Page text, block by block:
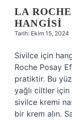
LA
HANGISI
Tarih: Ekim 15, 2024
Sivilce için
Roche Posay
pratiktir. Bu
yağlı ciltler
sivilce kremi
bir krem ​​alın.